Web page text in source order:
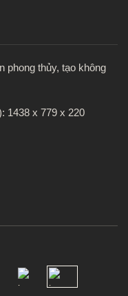
phong thủy, tạo không
1438 x 779 x 220